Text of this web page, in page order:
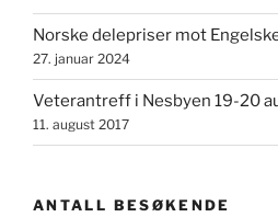
Norske delepriser mot
27. januar 2024
Veterantreff i Nesbyen 19-20
11. august 2017
ANTALL BESØKENDE